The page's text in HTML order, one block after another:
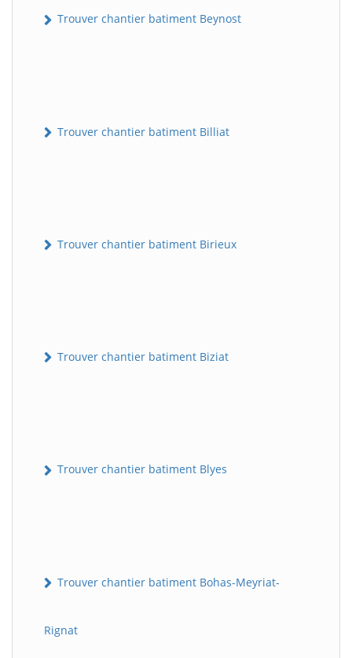
Trouver chantier batiment Beynost
Trouver chantier batiment Billiat
Trouver chantier batiment Birieux
Trouver chantier batiment Biziat
Trouver chantier batiment Blyes
Trouver chantier batiment Bohas-Meyriat-
Rignat